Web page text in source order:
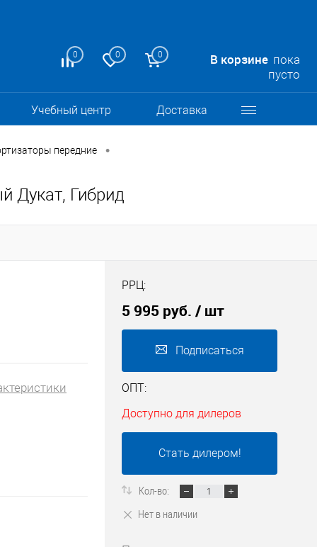
0 0 0 В корзине пока
пусто
Учебный центр Доставка
передние •
Дукат, Гибрид
РРЦ:
5 995 руб. / шт
Подписаться
ОПТ:
Доступно для дилеров
Стать дилером!
Кол-во:
Нет в наличии